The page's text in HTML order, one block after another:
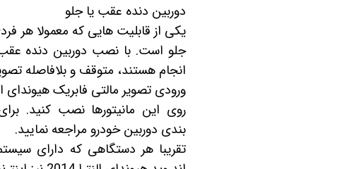
دوربین دنده عقب یا جلو
یکی از قابلیت هایی که معمولا هر
جلو است. با نصب دوربین دنده
انجام هستند، متوقف و بلافاصله
ورودی تصویر مالتی فابریک هیوندای النترا 2014 با تمام دوربین ها سازگار است، حتی
روی این مانیتورها نصب کنید.
بندی دوربین خودرو مراجعه نمایید.
تقریبا هر دستگاهی که دارای